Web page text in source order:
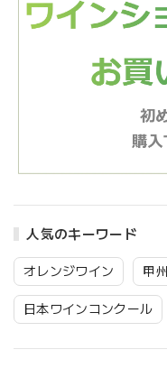
人気のキーワード
オレンジワイン 甲州
日本ワインコンクール